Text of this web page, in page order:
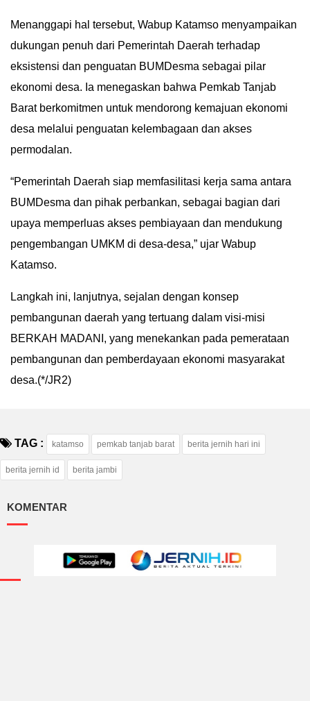
INFOGRAFIS
ADVERTORIAL
INDEKS
BERITA
Menanggapi hal tersebut, Wabup Katamso menyampaikan
dukungan penuh dari Pemerintah Daerah terhadap
eksistensi dan penguatan BUMDesma sebagai pilar
ekonomi desa. Ia menegaskan bahwa Pemkab Tanjab
Barat berkomitmen untuk mendorong kemajuan ekonomi
desa melalui penguatan kelembagaan dan akses
permodalan.
“Pemerintah Daerah siap memfasilitasi kerja sama antara
BUMDesma dan pihak perbankan, sebagai bagian dari
upaya memperluas akses pembiayaan dan mendukung
pengembangan UMKM di desa-desa,” ujar Wabup
Katamso.
Langkah ini, lanjutnya, sejalan dengan konsep
pembangunan daerah yang tertuang dalam visi-misi
BERKAH MADANI, yang menekankan pada pemerataan
pembangunan dan pemberdayaan ekonomi masyarakat
desa.(*/JR2)
TAG : katamso pemkab tanjab barat berita jernih hari ini
berita jernih id berita jambi
KOMENTAR